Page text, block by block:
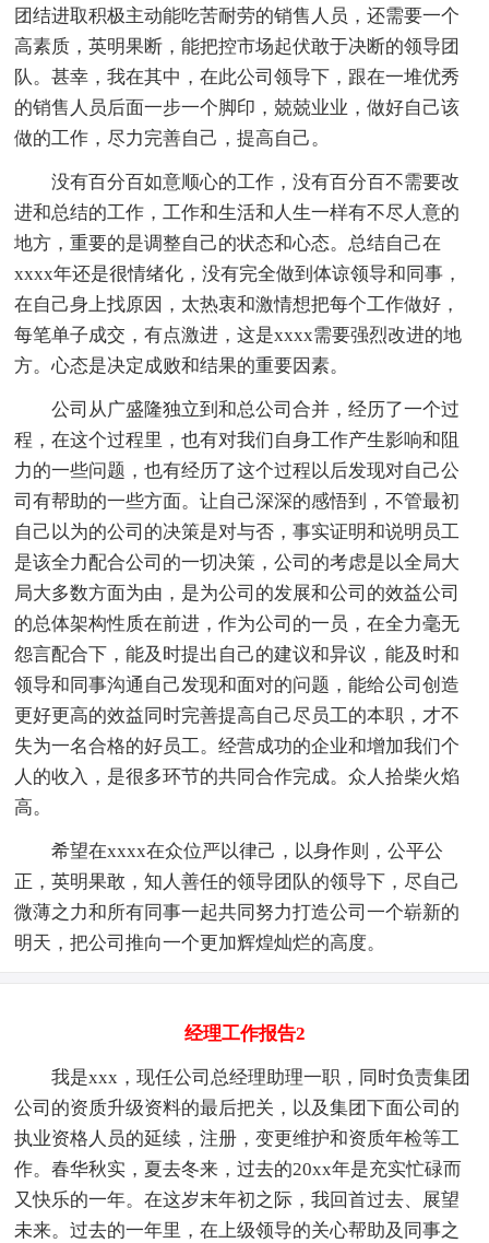
团结进取积极主动能吃苦耐劳的销售人员，还需要一个
高素质，英明果断，能把控市场起伏敢于决断的领导团
队。甚幸，我在其中，在此公司领导下，跟在一堆优秀
的销售人员后面一步一个脚印，兢兢业业，做好自己该
做的工作，尽力完善自己，提高自己。
没有百分百如意顺心的工作，没有百分百不需要改
进和总结的工作，工作和生活和人生一样有不尽人意的
地方，重要的是调整自己的状态和心态。总结自己在
xxxx年还是很情绪化，没有完全做到体谅领导和同事，
在自己身上找原因，太热衷和激情想把每个工作做好，
每笔单子成交，有点激进，这是xxxx需要强烈改进的地
方。心态是决定成败和结果的重要因素。
公司从广盛隆独立到和总公司合并，经历了一个过
程，在这个过程里，也有对我们自身工作产生影响和阻
力的一些问题，也有经历了这个过程以后发现对自己公
司有帮助的一些方面。让自己深深的感悟到，不管最初
自己以为的公司的决策是对与否，事实证明和说明员工
是该全力配合公司的一切决策，公司的考虑是以全局大
局大多数方面为由，是为公司的发展和公司的效益公司
的总体架构性质在前进，作为公司的一员，在全力毫无
怨言配合下，能及时提出自己的建议和异议，能及时和
领导和同事沟通自己发现和面对的问题，能给公司创造
更好更高的效益同时完善提高自己尽员工的本职，才不
失为一名合格的好员工。经营成功的企业和增加我们个
人的收入，是很多环节的共同合作完成。众人拾柴火焰
高。
希望在xxxx在众位严以律己，以身作则，公平公
正，英明果敢，知人善任的领导团队的领导下，尽自己
微薄之力和所有同事一起共同努力打造公司一个崭新的
明天，把公司推向一个更加辉煌灿烂的高度。
经理工作报告2
我是xxx，现任公司总经理助理一职，同时负责集团
公司的资质升级资料的最后把关，以及集团下面公司的
执业资格人员的延续，注册，变更维护和资质年检等工
作。春华秋实，夏去冬来，过去的20xx年是充实忙碌而
又快乐的一年。在这岁末年初之际，我回首过去、展望
未来。过去的一年里，在上级领导的关心帮助及同事之